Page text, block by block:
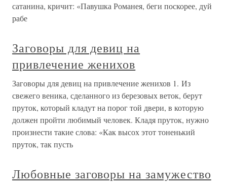
сатанина, кричит: «Павушка Романея, беги поскорее, дуй
рабе
Заговоры для девиц на
привлечение женихов
Заговоры для девиц на привлечение женихов 1. Из
свежего веника, сделанного из березовых веток, берут
пруток, который кладут на порог той двери, в которую
должен пройти любимый человек. Кладя пруток, нужно
произнести такие слова: «Как высох этот тоненький
пруток, так пусть
Любовные заговоры на замужество